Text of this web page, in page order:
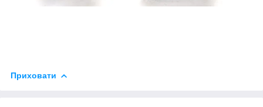
Приховати